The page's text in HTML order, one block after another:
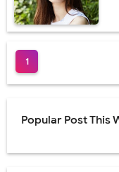
1
Popular Post This